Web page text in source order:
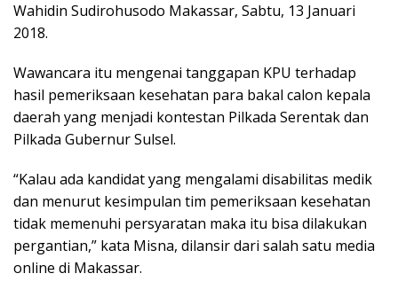
Wahidin Sudirohusodo Makassar, Sabtu, 13 Januari
2018.
Wawancara itu mengenai tanggapan KPU terhadap
hasil pemeriksaan kesehatan para bakal calon kepala
daerah yang menjadi kontestan Pilkada Serentak dan
Pilkada Gubernur Sulsel.
“Kalau ada kandidat yang mengalami disabilitas medik
dan menurut kesimpulan tim pemeriksaan kesehatan
tidak memenuhi persyaratan maka itu bisa dilakukan
pergantian,” kata Misna, dilansir dari salah satu media
online di Makassar.